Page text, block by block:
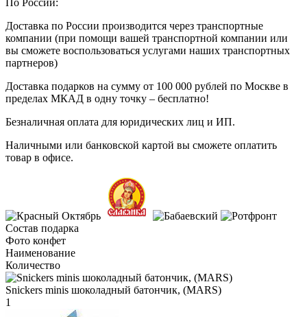
Доставка по России производится через транспортные
компании (при помощи вашей транспортной компании или
вы сможете воспользоваться услугами наших транспортных
партнеров)
Доставка подарков на сумму от 100 000 рублей по Москве в
пределах МКАД в одну точку – бесплатно!
Безналичная оплата для юридических лиц и ИП.
Наличными или банковской картой вы сможете оплатить
товар в офисе.
Состав подарка
Фото конфет
Наименование
Количество
Snickers minis шоколадный батончик, (MARS)
1